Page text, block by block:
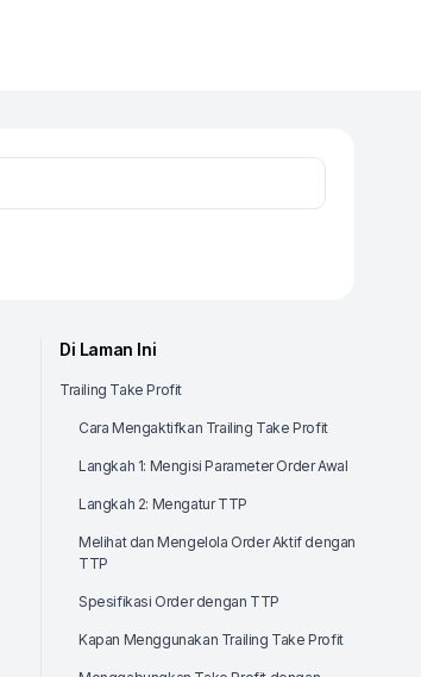
Di Laman Ini
Trailing Take Profit
Cara Mengaktifkan Trailing Take Profit
Langkah 1: Mengisi Parameter Order Awal
Langkah 2: Mengatur TTP
Melihat dan Mengelola Order Aktif dengan
TTP
Spesifikasi Order dengan TTP
Kapan Menggunakan Trailing Take Profit